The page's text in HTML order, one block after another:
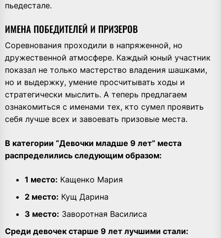
пьедестале.
ИМЕНА ПОБЕДИТЕЛЕЙ И ПРИЗЕРОВ
Соревнования проходили в напряженной, но
дружественной атмосфере. Каждый юный участник
показал не только мастерство владения шашками,
но и выдержку, умение просчитывать ходы и
стратегически мыслить. А теперь предлагаем
ознакомиться с именами тех, кто сумел проявить
себя лучше всех и завоевать призовые места.
В категории “Девочки младше 9 лет” места
распределились следующим образом:
1 место: Кащенко Мария
2 место: Кущ Дарина
3 место: Заворотная Василиса
Среди девочек старше 9 лет лучшими стали: